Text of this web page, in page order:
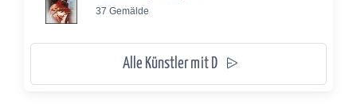
37 Gemälde
Alle Künstler mit D